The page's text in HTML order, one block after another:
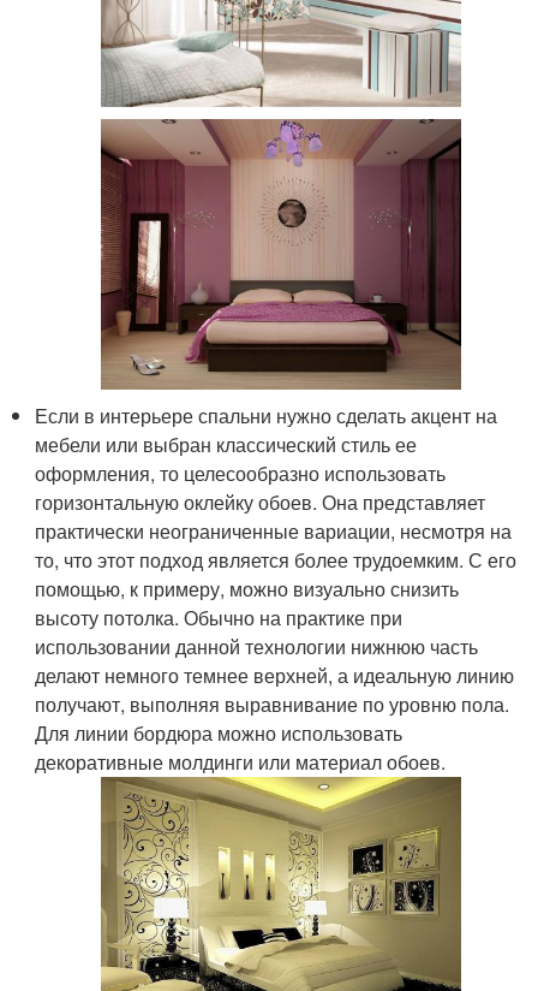
Если в интерьере спальни нужно сделать акцент на
мебели или выбран классический стиль ее
оформления, то целесообразно использовать
горизонтальную оклейку обоев. Она представляет
практически неограниченные вариации, несмотря на
то, что этот подход является более трудоемким. С его
помощью, к примеру, можно визуально снизить
высоту потолка. Обычно на практике при
использовании данной технологии нижнюю часть
делают немного темнее верхней, а идеальную линию
получают, выполняя выравнивание по уровню пола.
Для линии бордюра можно использовать
декоративные молдинги или материал обоев.